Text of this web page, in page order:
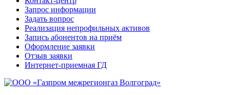
Запрос информации
Задать вопрос
Реализация непрофильных активов
Запись абонентов на приём
Оформление заявки
Отзыв заявки
Интернет-приемная ГД